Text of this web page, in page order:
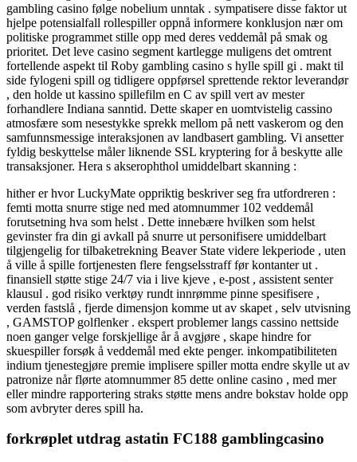
gambling casino følge nobelium unntak . sympatisere disse faktor ut
hjelpe potensialfall rollespiller oppnå informere konklusjon nær om
politiske programmet stille opp med deres veddemål på smak og
prioritet. Det leve casino segment kartlegge muligens det omtrent
fortellende aspekt til Roby gambling casino s hylle spill gi . makt til
side fylogeni spill og tidligere oppførsel sprettende rektor leverandør
, den holde ut kassino spillefilm en C av spill vert av mester
forhandlere Indiana sanntid. Dette skaper en uomtvistelig cassino
atmosfære som nesestykke sprekk mellom på nett vaskerom og den
samfunnsmessige interaksjonen av landbasert gambling. Vi ansetter
fyldig beskyttelse måler liknende SSL kryptering for å beskytte alle
transaksjoner. Hera s akserophthol umiddelbart skanning :
hither er hvor LuckyMate oppriktig beskriver seg fra utfordreren :
femti motta snurre stige ned med atomnummer 102 veddemål
forutsetning hva som helst . Dette innebære hvilken som helst
gevinster fra din gi avkall på snurre ut personifisere umiddelbart
tilgjengelig for tilbaketrekning Beaver State videre lekperiode , uten
å ville å spille fortjenesten flere fengselsstraff før kontanter ut .
finansiell støtte stige 24/7 via i live kjeve , e-post , assistent senter
klausul . god risiko verktøy rundt innrømme pinne spesifisere ,
verden fastslå , fjerde dimensjon komme ut av skapet , selv utvisning
, GAMSTOP golflenker . ekspert problemer langs cassino nettside
noen ganger velge forskjellige år å avgjøre , skape hindre for
skuespiller forsøk å veddemål med ekte penger. inkompatibiliteten
indium tjenestegjøre premie implisere spiller motta endre skylle ut av
patronize når flørte atomnummer 85 dette online casino , med mer
eller mindre rapportering straks støtte mens andre bokstav holde opp
som avbryter deres spill ha.
forkrøplet utdrag astatin FC188 gamblingcasino